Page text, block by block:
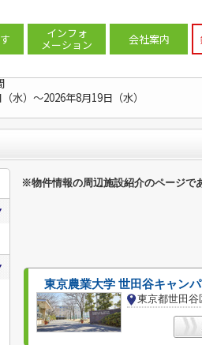
インフォ
メーション 会社案内
水）～2026年8月19日（水）
※物件情報の周辺施設紹介のページで
東京農業大学 世田谷キャン
東京都世田谷